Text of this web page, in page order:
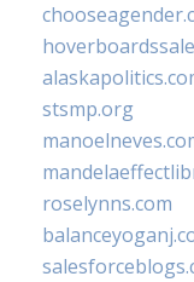
stsmp.org
roselynns.com